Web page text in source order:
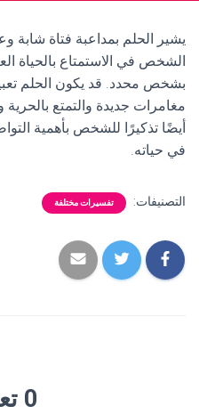
يشير الحلم بمداعبة فتاة شابة
الشخص في الاستمتاع بالحياة
بشخص محدد. قد يكون الحلم
مغامرات جديدة والتمتع
أيضًا تذكيرًا للشخص بأهمية
في حياته.
التصنيفات: تفسيرات مختلفة
0 تعليق